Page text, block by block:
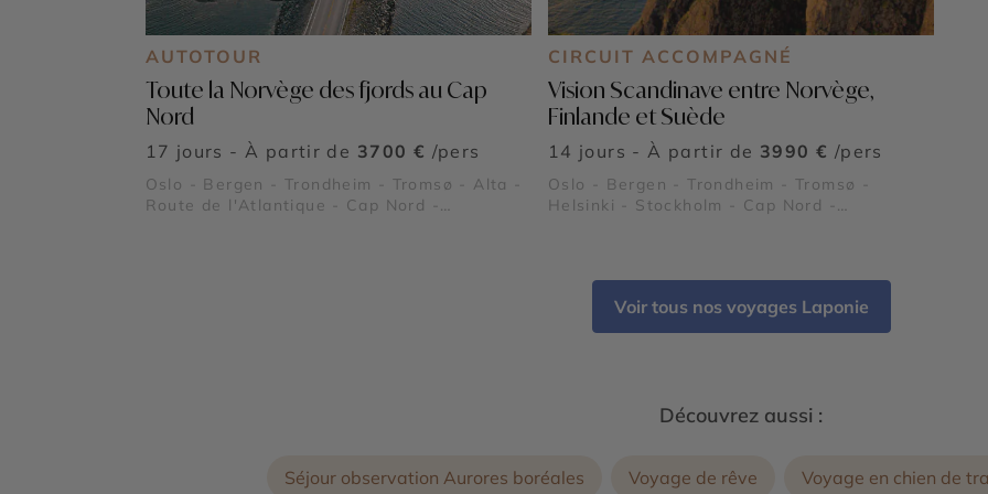
AUTOTOUR
Toute la Norvège des fjords au Cap
Nord
17 jours - À partir de 3700 € /pers
Oslo - Bergen - Trondheim - Tromsø - Alta -
Route de l'Atlantique - Cap Nord -
CIRCUIT ACCOMPAGNÉ
Vision Scandinave entre Norvège,
Finlande et Suède
14 jours - À partir de 3990 € /pers
Oslo - Bergen - Trondheim - Tromsø -
Helsinki - Stockholm - Cap Nord -
Voir tous nos voyages Laponie
Découvrez aussi :
Séjour observation Aurores boréales Voyage de rêve Voyage en chien de